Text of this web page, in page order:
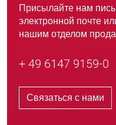
Присылайте нам
электронной почте
нашим отделом
+ 49 6147 9159-0
Связаться с нами